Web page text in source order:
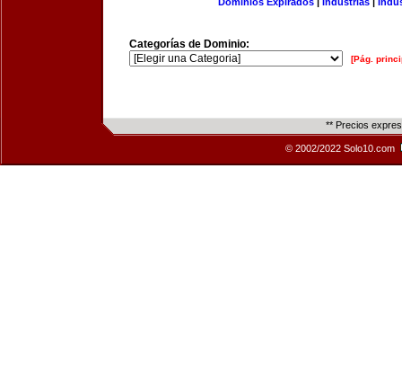
Categorías de Dominio:
[Pág.
** Precios
© 2002/2022 Solo10.com